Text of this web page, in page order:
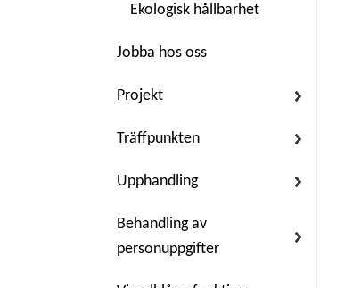
Ekologisk hållbarhet
Jobba hos oss
Projekt
Träffpunkten
Upphandling
Behandling av
personuppgifter